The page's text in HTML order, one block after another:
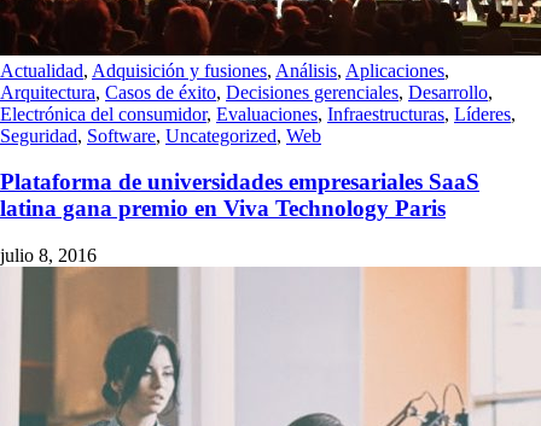
Actualidad, Adquisición y fusiones, Análisis, Aplicaciones,
Arquitectura, Casos de éxito, Decisiones gerenciales, Desarrollo,
Electrónica del consumidor, Evaluaciones, Infraestructuras, Líderes,
Seguridad, Software, Uncategorized, Web
Plataforma de universidades empresariales SaaS
latina gana premio en Viva Technology Paris
julio 8, 2016